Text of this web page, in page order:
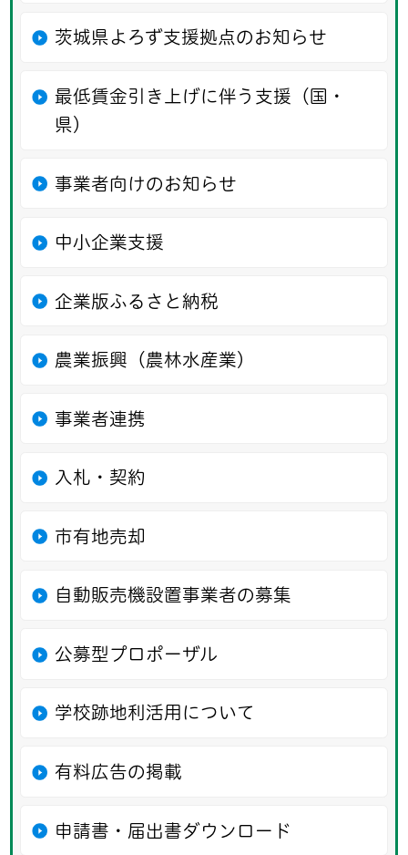
茨城県よろず支援拠点のお知らせ
最低賃金引き上げに伴う支援（国・
県）
事業者向けのお知らせ
中小企業支援
企業版ふるさと納税
農業振興（農林水産業）
事業者連携
入札・契約
市有地売却
自動販売機設置事業者の募集
公募型プロポーザル
学校跡地利活用について
有料広告の掲載
申請書・届出書ダウンロード